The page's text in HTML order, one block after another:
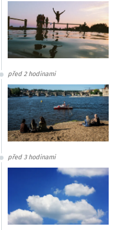
před 2 hodinami
před 3 hodinami